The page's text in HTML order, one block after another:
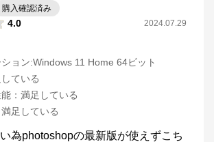
購入確認済み
4.0 2024.07.29
ョン:Windows 11 Home 64ビット
ている
： 満足している
満足している
為photoshopの最新版が使えずこち